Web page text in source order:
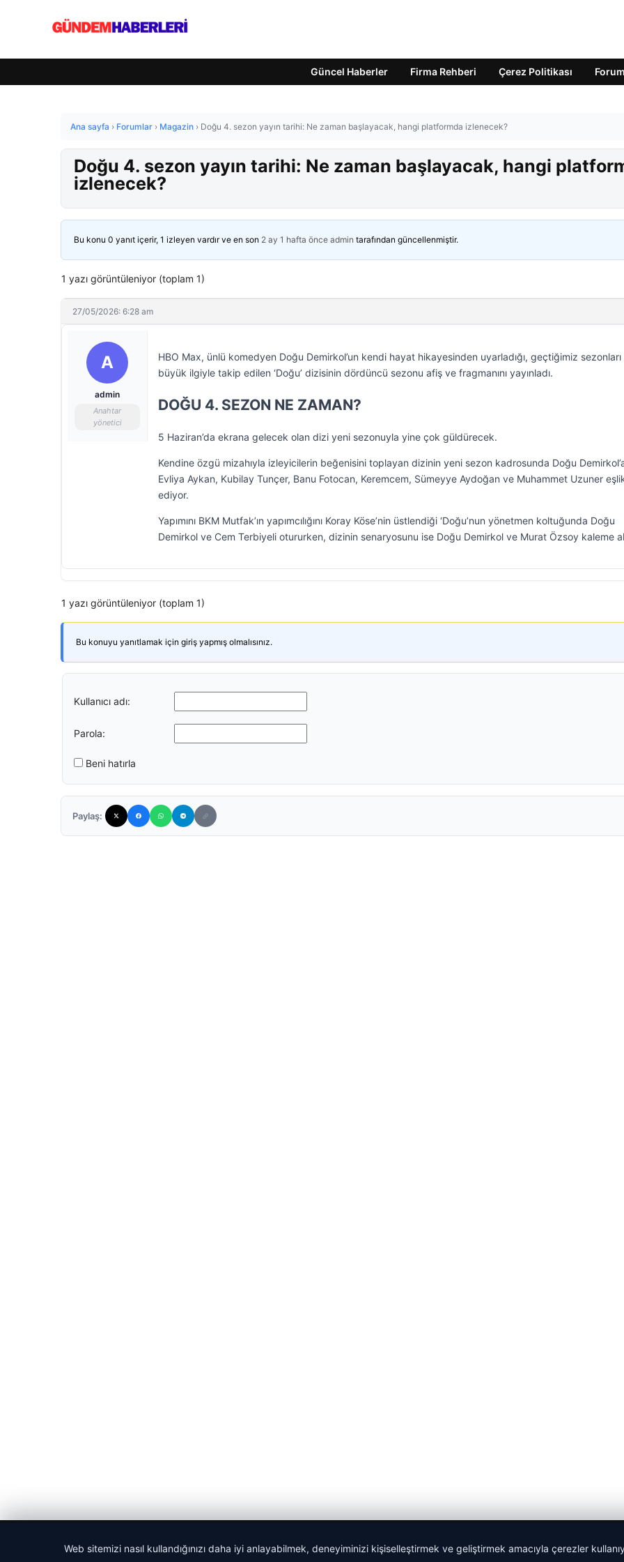
Güncel Haberler Firma Rehberi Çerez Politikası Forum
Ana sayfa › Forumlar › Magazin › Doğu 4. sezon yayın tarihi: Ne zaman başlayacak, hangi platformda izlenecek?
Doğu 4. sezon yayın tarihi: Ne zaman başlayacak, hangi
izlenecek?
Bu konu 0 yanıt içerir, 1 izleyen vardır ve en son 2 ay 1 hafta önce admin tarafından güncellenmiştir.
1 yazı görüntüleniyor (toplam 1)
27/05/2026: 6:28 am
A
admin
Anahtar
yönetici
HBO Max, ünlü komedyen Doğu Demirkol’un kendi hayat hikayesinden uyarladığı, geçtiğimiz sezonları
büyük ilgiyle takip edilen ‘Doğu’ dizisinin dördüncü sezonu afiş ve fragmanını yayınladı.
DOĞU 4. SEZON NE ZAMAN?
5 Haziran’da ekrana gelecek olan dizi yeni sezonuyla yine çok güldürecek.
Kendine özgü mizahıyla izleyicilerin beğenisini toplayan dizinin yeni sezon kadrosunda Doğu
Evliya Aykan, Kubilay Tunçer, Banu Fotocan, Keremcem, Sümeyye Aydoğan ve Muhammet Uzuner
ediyor.
Yapımını BKM Mutfak’ın yapımcılığını Koray Köse’nin üstlendiği ‘Doğu’nun yönetmen koltuğunda Doğu
Demirkol ve Cem Terbiyeli otururken, dizinin senaryosunu ise Doğu Demirkol ve Murat Özsoy kaleme
1 yazı görüntüleniyor (toplam 1)
Bu konuyu yanıtlamak için giriş yapmış olmalısınız.
Kullanıcı adı:
Parola:
Beni hatırla
Paylaş:
Web sitemizi nasıl kullandığınızı daha iyi anlayabilmek, deneyiminizi kişiselleştirmek ve geliştirmek amacıyla çerezler